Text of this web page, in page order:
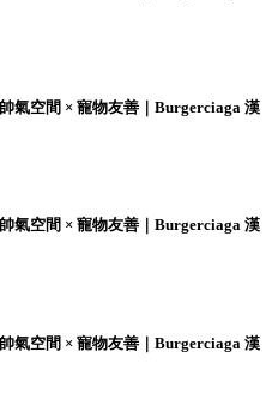
氣空間 × 寵物友善｜Burgerciaga 漢
氣空間 × 寵物友善｜Burgerciaga 漢
氣空間 × 寵物友善｜Burgerciaga 漢